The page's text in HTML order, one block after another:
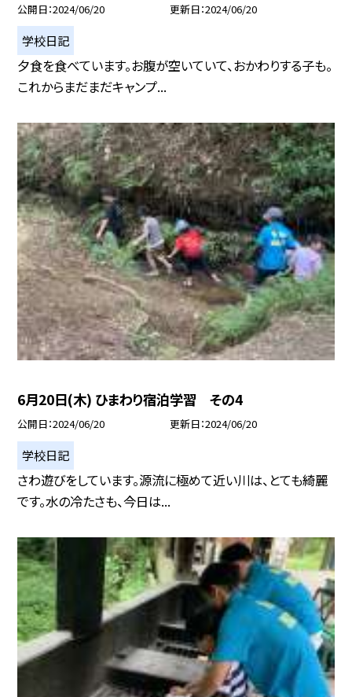
公開日 2024/06/20 更新日 2024/06/20
学校日記
夕食を食べています。お腹が空いていて、おかわりする子も。
これからまだまだキャンプ...
6月20日(木) ひまわり宿泊学習 その4
公開日 2024/06/20 更新日 2024/06/20
学校日記
さわ遊びをしています。源流に極めて近い川は、とても綺麗
です。水の冷たさも、今日は...